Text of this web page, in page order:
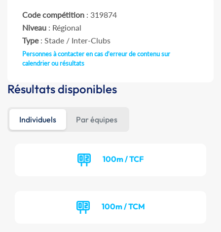
Code compétition : 319874
Niveau : Régional
Type: Stade / Inter-Clubs
Personnes à contacter en cas d'erreur de contenu sur
calendrier ou résultats
Résultats disponibles
Individuels Par équipes
100m / TCF
100m / TCM